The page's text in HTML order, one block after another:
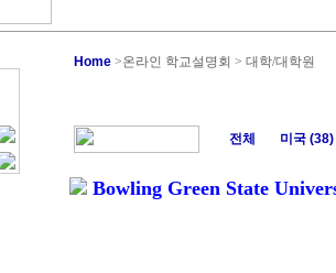
Home >온라인 학교설명회 > 대학/대학원
전체 미국 (38)
Bowling Green State